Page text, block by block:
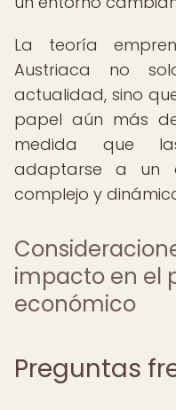
La teoría
Austriaca no
actualidad, sino
papel aún más
medida que
adaptarse a un
complejo y
impacto en el
económico
Preguntas